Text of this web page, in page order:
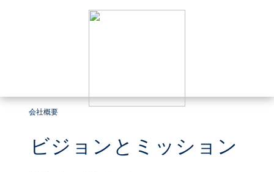
会社概要
ビジョンとミッション